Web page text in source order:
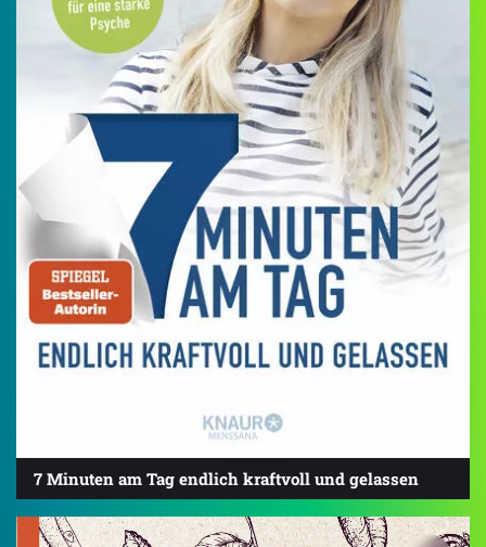
7 Minuten am Tag endlich kraftvoll und gelassen